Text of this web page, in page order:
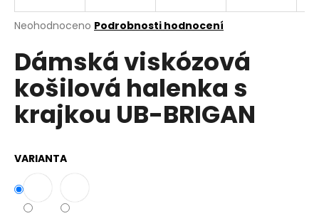
Průměrné
produktu
je
0,0
5
hvězdiček.
Neohodnoceno Podrobnosti hodnocení
Dámská viskózová
košilová halenka s
krajkou UB-BRIGAN
VARIANTA
o
p
r
u
č
u
j
m
e
DÁMSKÁ